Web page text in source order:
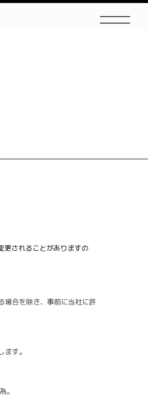
更されることがありますの
場合を除き、事前に当社に許
す。
。